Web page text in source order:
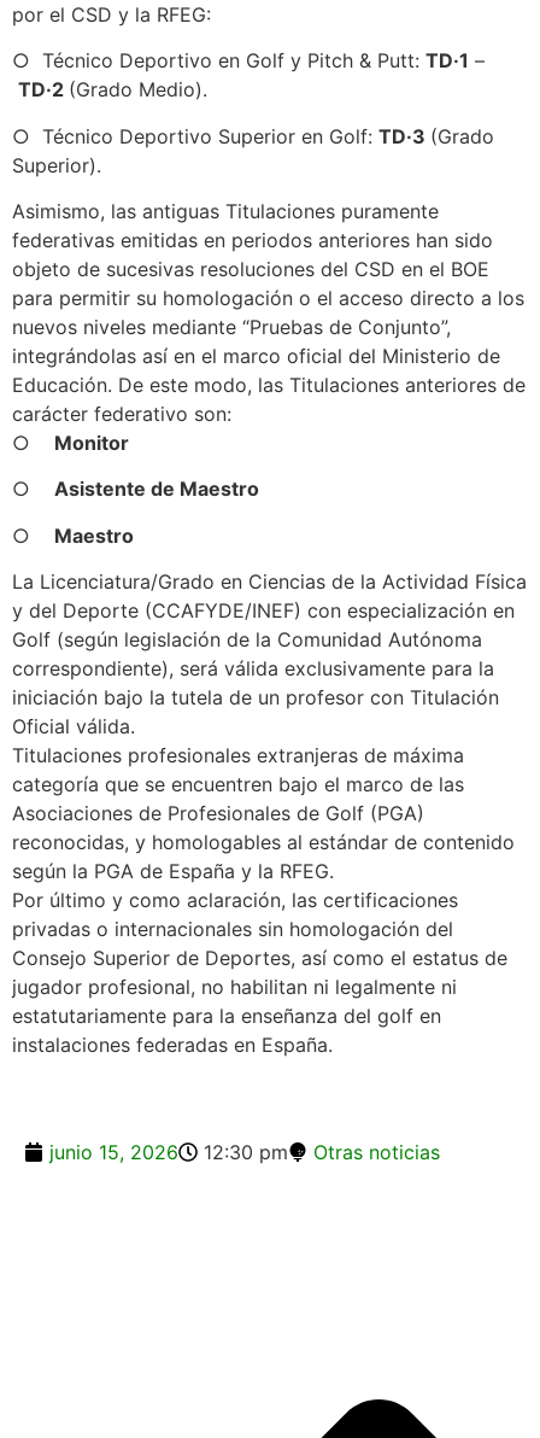
por el CSD y la RFEG:
○ Técnico Deportivo en Golf y Pitch & Putt: TD·1 –
TD·2 (Grado Medio).
○ Técnico Deportivo Superior en Golf: TD·3 (Grado
Superior).
Asimismo, las antiguas Titulaciones puramente
federativas emitidas en periodos anteriores han sido
objeto de sucesivas resoluciones del CSD en el BOE
para permitir su homologación o el acceso directo a los
nuevos niveles mediante “Pruebas de Conjunto”,
integrándolas así en el marco oficial del Ministerio de
Educación. De este modo, las Titulaciones anteriores de
carácter federativo son:
○ Monitor
○ Asistente de Maestro
○ Maestro
La Licenciatura/Grado en Ciencias de la Actividad Física
y del Deporte (CCAFYDE/INEF) con especialización en
Golf (según legislación de la Comunidad Autónoma
correspondiente), será válida exclusivamente para la
iniciación bajo la tutela de un profesor con Titulación
Oficial válida.
Titulaciones profesionales extranjeras de máxima
categoría que se encuentren bajo el marco de las
Asociaciones de Profesionales de Golf (PGA)
reconocidas, y homologables al estándar de contenido
según la PGA de España y la RFEG.
Por último y como aclaración, las certificaciones
privadas o internacionales sin homologación del
Consejo Superior de Deportes, así como el estatus de
jugador profesional, no habilitan ni legalmente ni
estatutariamente para la enseñanza del golf en
instalaciones federadas en España.
junio 15, 2026 12:30 pm Otras noticias